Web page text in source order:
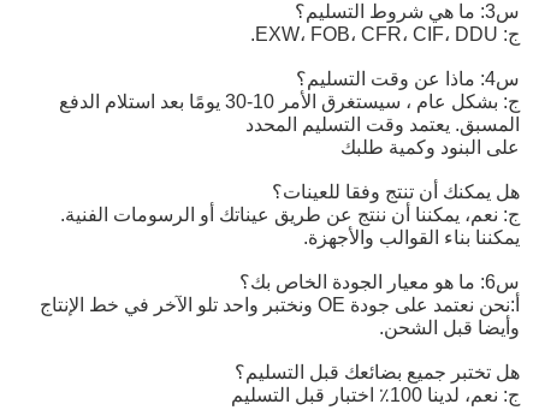
س3: ما هي شروط التسليم؟
ج: EXW، FOB، CFR، CIF، DDU.
س4: ماذا عن وقت التسليم؟
ج: بشكل عام ، سيستغرق الأمر 10-30 يومًا بعد استلام الدفع
المسبق. يعتمد وقت التسليم المحدد
على البنود وكمية طلبك
هل يمكنك أن تنتج وفقا للعينات؟
ج: نعم، يمكننا أن ننتج عن طريق عيناتك أو الرسومات الفنية.
يمكننا بناء القوالب والأجهزة.
س6: ما هو معيار الجودة الخاص بك؟
أ:
وأيضا قبل الشحن.
هل تختبر جميع بضائعك قبل التسليم؟
ج: نعم، لدينا 100٪ اختبار قبل التسليم